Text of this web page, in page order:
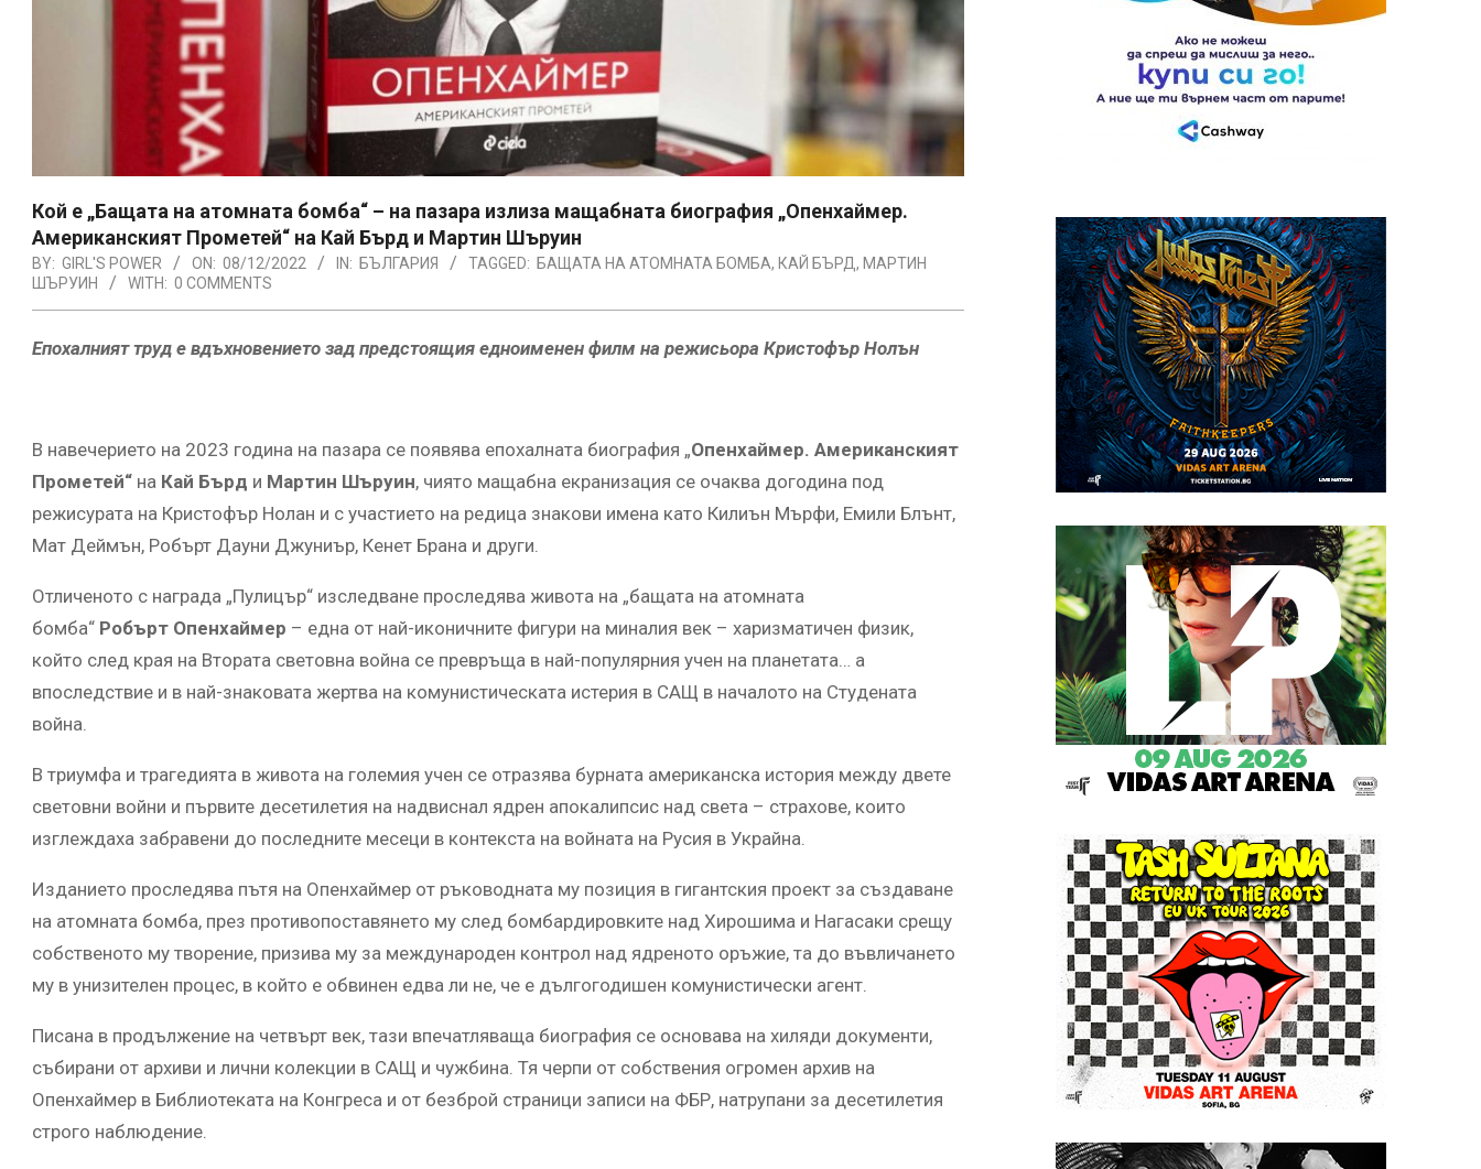
Кой е „Бащата на атомната бомба“ – на пазара излиза мащабната биография „Опенхаймер.
Американският Прометей“ на Кай Бърд и Мартин Шъруин
BY: GIRL'S POWER ON: 08/12/2022 IN: БЪЛГАРИЯ TAGGED: БАЩАТА НА АТОМНАТА БОМБА, КАЙ БЪРД , МАРТИН
ШЪРУИН
WITH: 0 COMMENTS
Епохалният труд е вдъхновението зад предстоящия едноименен филм на режисьора Кристофър Нолън
В навечерието на 2023 година на пазара се появява епохалната биография „Опенхаймер. Американският
Прометей“ на Кай Бърд и Мартин Шъруин, чиято мащабна екранизация се очаква догодина под
режисурата на Кристофър Нолан и с участието на редица знакови имена като Килиън Мърфи, Емили Блънт,
Мат Деймън, Робърт Дауни Джуниър, Кенет Брана и други.
Отличеното с награда „Пулицър“ изследване проследява живота на „бащата на атомната
бомба“ Робърт Опенхаймер – една от най-иконичните фигури на миналия век – харизматичен физик,
който след края на Втората световна война се превръща в най-популярния учен на планетата… а
впоследствие и в най-знаковата жертва на комунистическата истерия в САЩ в началото на Студената
война.
В триумфа и трагедията в живота на големия учен се отразява бурната американска история между двете
световни войни и първите десетилетия на надвиснал ядрен апокалипсис над света – страхове, които
изглеждаха забравени до последните месеци в контекста на войната на Русия в Украйна.
Изданието проследява пътя на Опенхаймер от ръководната му позиция в гигантския проект за създаване
на атомната бомба, през противопоставянето му след бомбардировките над Хирошима и Нагасаки срещу
собственото му творение, призива му за международен контрол над ядреното оръжие, та до въвличането
му в унизителен процес, в който е обвинен едва ли не, че е дългогодишен комунистически агент.
Писана в продължение на четвърт век, тази впечатляваща биография се основава на хиляди документи,
събирани от архиви и лични колекции в САЩ и чужбина. Тя черпи от собствения огромен архив на
Опенхаймер в Библиотеката на Конгреса и от безброй страници записи на ФБР, натрупани за десетилетия
строго наблюдение.